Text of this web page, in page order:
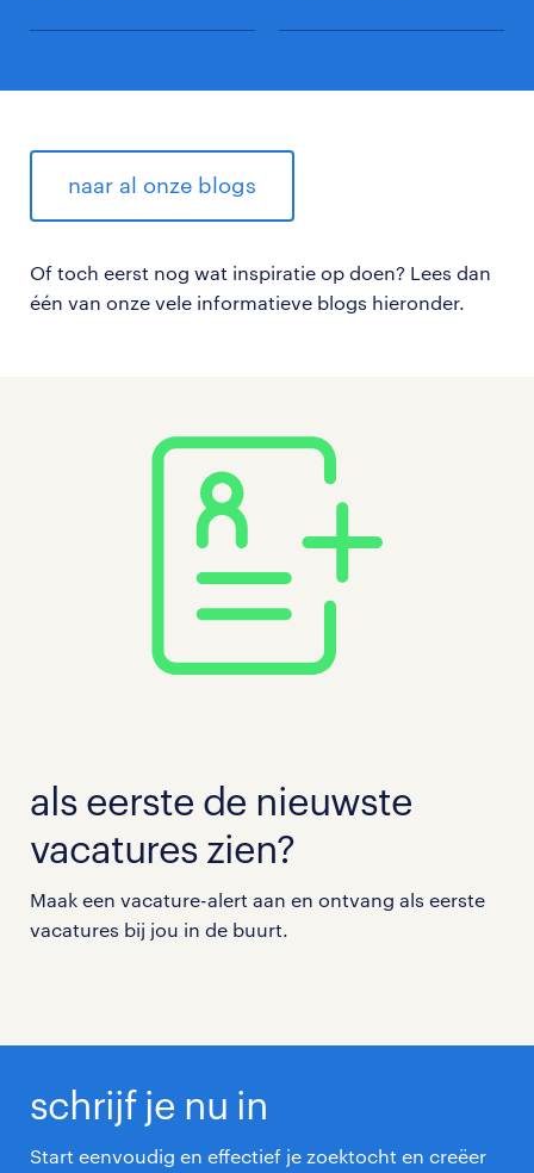
naar al onze blogs
Of toch eerst nog wat inspiratie op doen? Lees dan
één van onze vele informatieve blogs hieronder.
als eerste de nieuwste
vacatures zien?
Maak een vacature-alert aan en ontvang als eerste
vacatures bij jou in de buurt.
schrijf je nu in
Start eenvoudig en effectief je zoektocht en creëer